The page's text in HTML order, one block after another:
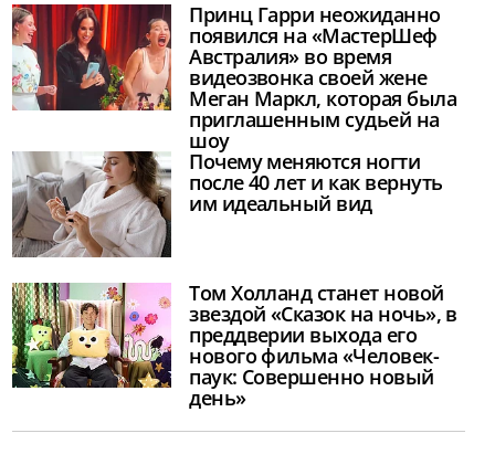
Принц Гарри неожиданно
появился на «МастерШеф
Австралия» во время
видеозвонка своей жене
Меган Маркл, которая была
приглашенным судьей на
шоу
Почему меняются ногти
после 40 лет и как вернуть
им идеальный вид
Том Холланд станет новой
звездой «Сказок на ночь», в
преддверии выхода его
нового фильма «Человек-
паук: Совершенно новый
день»